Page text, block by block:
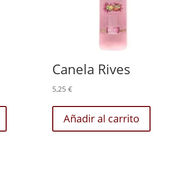
Canela Rives
5,25 €
Añadir al carrito